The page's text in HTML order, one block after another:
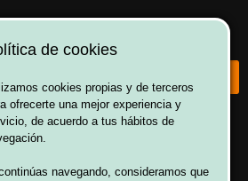
¡Bienvenido a Vulcania!
Juegos de mesa
de cookies
cookies propias y de terceros
ofrecerte una mejor experiencia y
de acuerdo a tus hábitos de
navegando, consideramos que